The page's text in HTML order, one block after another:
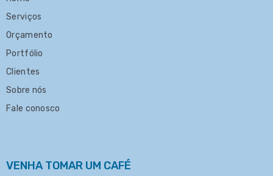
Serviços
Orçamento
Portfólio
Clientes
Sobre nós
Fale conosco
VENHA TOMAR UM CAFÉ